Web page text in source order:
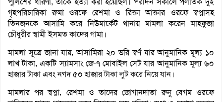
গৃহপরিচারিকা রুমা ওরফে রেশমা ও রিক্তা আক্তার ওরফে স্বপ্নাসহ
তিনজনকে আসামি করে নিউমার্কেট থানায় মামলা করেন মাহফুজা
চৌধুরীর স্বামী ইসমত কাদের গামা।
মামলা সূত্রে জানা যায়, আসামিরা ২০ ভরি স্বর্ণ যার আনুমানিক মূল্য ১০
লাখ টাকা, একটি স্যামসাং জে-৭ মোবাইল সেট যার আনুমানিক মূল্য ৬০
হাজার টাকা এবং নগদ ৫০ হাজার টাকা লুট করে নিয়ে যান।
মামলার পর স্বপ্না, রেশমা ও তাদের জোগানদাতা রুনু বেগম ওরফে